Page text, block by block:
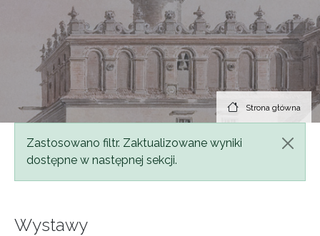
Strona główna
Komunikat
Zastosowano filtr. Zaktualizowane wyniki
dostępne w następnej sekcji.
Wystawy